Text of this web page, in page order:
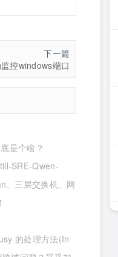
下一篇
控windows端口
是个啥？
SRE-Qwen-
、三层交换机、网
的处理方法(In
that use )